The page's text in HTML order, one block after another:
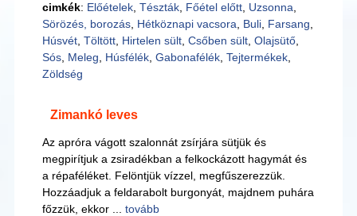
cimkék: Előételek, Tészták, Főétel előtt, Uzsonna
Sörözés, borozás, Hétköznapi vacsora Buli, Farsang
Húsvét, Töltött, Hirtelen sült, Csőben sült, Olajsütő,
Sós, Meleg Húsfélék, Gabonafélék, Tejtermékek,
Zöldség
Zimankó leves
Az apróra vágott szalonnát zsírjára sütjük és
megpirítjuk a zsiradékban a felkockázott hagymát és
a répaféléket. Felöntjük vízzel, megfűszerezzük.
Hozzáadjuk a feldarabolt burgonyát, majdnem puhára
főzzük, ekkor ... tovább